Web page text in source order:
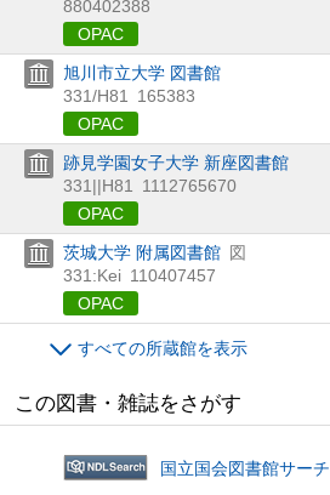
880402388
OPAC
旭川市立大学 図書館
331/H81
165383
OPAC
跡見学園女子大学 新座図書館
331||H81
1112765670
OPAC
茨城大学 附属図書館 図
331:Kei 110407457
OPAC
すべての所蔵館を表示
この図書・雑誌をさがす
国立国会図書館サーチ